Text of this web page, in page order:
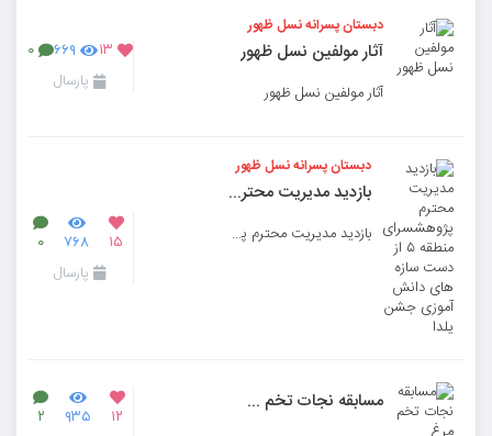
دبستان پسرانه نسل ظهور
آثار مولفین نسل ظهور
آثار مولفین نسل ظهور
۱۳ ۶۶۹ ۰
پارسال
دبستان پسرانه نسل ظهور
بازدید مدیریت محترم پژوهشسرای منطقه ۵ از دست سازه های دانش آموزی جشن یلدا
بازدید مدیریت محترم پژوهشسرای منطقه ۵ از دست سازه های دانش آموزی جشن یلدا ۱۵ ۷۶۸ ۰
پارسال
مسابقه نجات تخم مرغ
۱۲ ۹۳۵ ۲